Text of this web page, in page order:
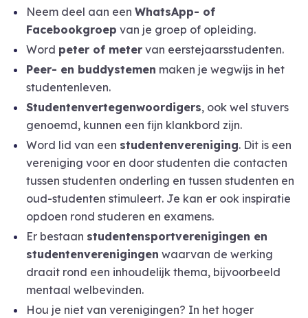
Neem deel aan een WhatsApp- of
Facebookgroep van je groep of opleiding.
Word peter of meter van eerstejaarsstudenten.
Peer- en buddystemen maken je wegwijs in het
studentenleven.
Studentenvertegenwoordigers, ook wel stuvers
genoemd, kunnen een fijn klankbord zijn.
Word lid van een studentenvereniging. Dit is een
vereniging voor en door studenten die contacten
tussen studenten onderling en tussen studenten en
oud-studenten stimuleert. Je kan er ook inspiratie
opdoen rond studeren en examens.
Er bestaan studentensportverenigingen en
studentenverenigingen waarvan de werking
draait rond een inhoudelijk thema, bijvoorbeeld
mentaal welbevinden.
Hou je niet van verenigingen? In het hoger